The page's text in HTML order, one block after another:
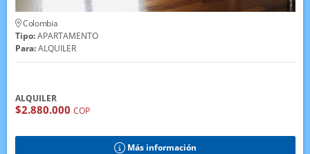
Colombia
Tipo:APARTAMENTO
Para:ALQUILER
ALQUILER
$2.880.000 COP
Más información